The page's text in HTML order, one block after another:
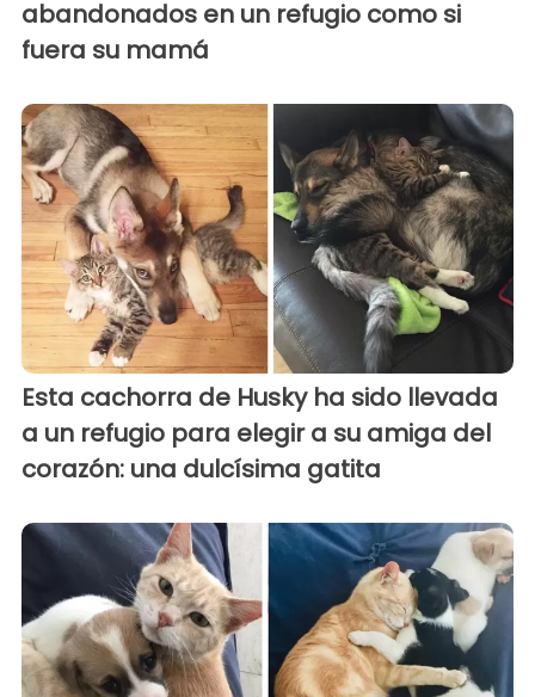
abandonados en un refugio como si
fuera su mamá
Esta cachorra de Husky ha sido llevada
a un refugio para elegir a su amiga del
corazón: una dulcísima gatita